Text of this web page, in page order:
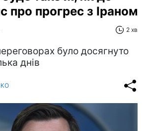
про прогрес з Іраном
2 хв
було досягнуто
днів